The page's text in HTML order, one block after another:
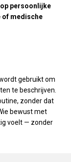
persoonlijke
of medische
gebruikt om
te beschrijven.
zonder dat
bewust met
voelt — zonder